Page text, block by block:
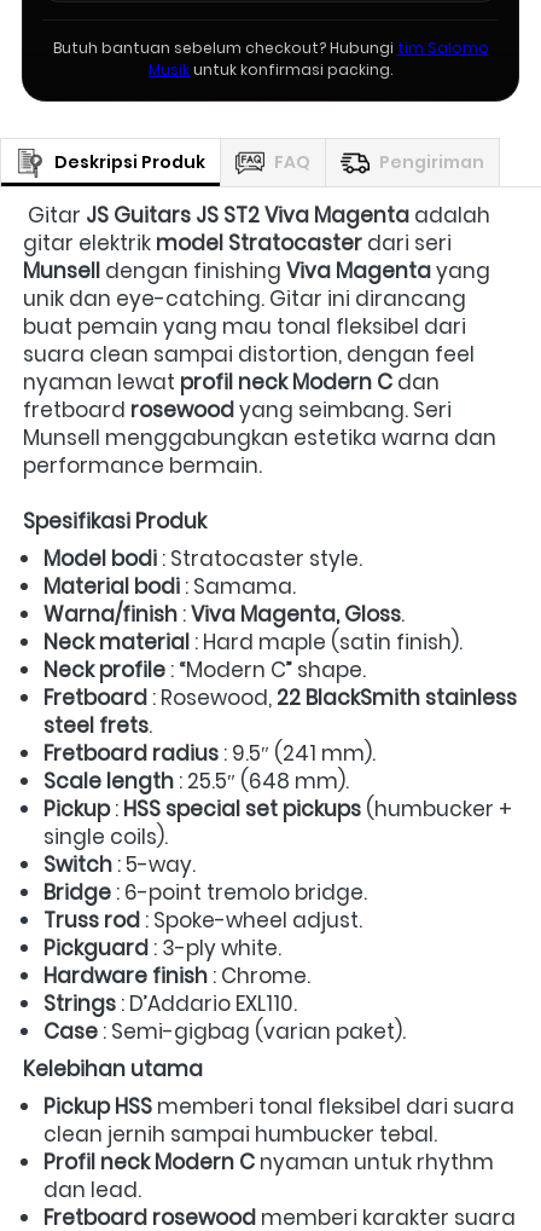
Butuh bantuan sebelum checkout? Hubungi tim Salomo
Musikuntuk konfirmasi packing.
Deskripsi Produk FAQ Pengiriman
Gitar JS Guitars JS ST2 Viva Magenta adalah
gitar elektrik model Stratocaster
Munsell dengan finishing Viva Magenta yang
unik dan eye-catching. Gitar ini dirancang
buat pemain yang mau tonal fleksibel dari
suara clean sampai distortion, dengan feel
nyaman lewat profil neck Modern C dan
fretboard rosewood yang seimbang. Seri
Munsell menggabungkan estetika warna dan
performance bermain.
Spesifikasi Produk
Model bodi : Stratocaster style.
Material bodi : Samama.
Warna/finish : Viva Magenta, Gloss.
Neck material : Hard maple (satin finish).
Neck profile : “Modern C” shape.
Fretboard : Rosewood, 22 BlackSmith stainless
steel frets.
Fretboard radius : 9.5″ (241 mm).
Scale length : 25.5″ (648 mm).
Pickup : HSS special set pickups (humbucker +
single coils).
Switch : 5-way.
Bridge : 6-point tremolo bridge.
Truss rod : Spoke-wheel adjust.
Pickguard : 3-ply white.
Hardware finish : Chrome.
Strings : D’Addario EXL110.
Case : Semi-gigbag (varian paket).
Kelebihan utama
Pickup HSS memberi tonal fleksibel dari suara
clean jernih sampai humbucker tebal.
Profil neck Modern C nyaman untuk rhythm
dan lead.
Fretboard rosewood memberi karakter suara